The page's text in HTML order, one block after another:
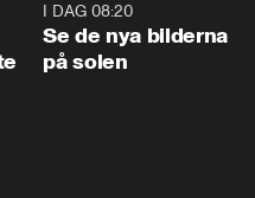
I DAG 08:20
Se de nya bilderna
på solen